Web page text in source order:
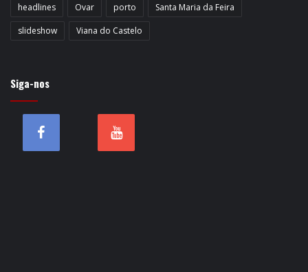
headlines
Ovar porto
Santa Maria da Feira
slideshow
Viana do Castelo
Siga-nos